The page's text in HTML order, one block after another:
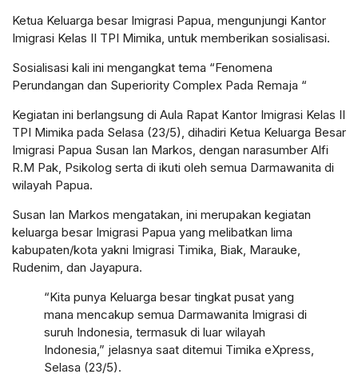
Ketua Keluarga besar Imigrasi Papua, mengunjungi Kantor
Imigrasi Kelas II TPI Mimika, untuk memberikan sosialisasi.
Sosialisasi kali ini mengangkat tema “Fenomena
Perundangan dan Superiority Complex Pada Remaja “
Kegiatan ini berlangsung di Aula Rapat Kantor Imigrasi Kelas II
TPI Mimika pada Selasa (23/5), dihadiri Ketua Keluarga Besar
Imigrasi Papua Susan Ian Markos, dengan narasumber Alfi
R.M Pak, Psikolog serta di ikuti oleh semua Darmawanita di
wilayah Papua.
Susan Ian Markos mengatakan, ini merupakan kegiatan
keluarga besar Imigrasi Papua yang melibatkan lima
kabupaten/kota yakni Imigrasi Timika, Biak, Marauke,
Rudenim, dan Jayapura.
“Kita punya Keluarga besar tingkat pusat yang
mana mencakup semua Darmawanita Imigrasi di
suruh Indonesia, termasuk di luar wilayah
Indonesia,” jelasnya saat ditemui Timika eXpress,
Selasa (23/5).